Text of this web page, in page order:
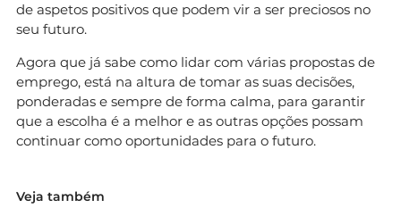
de aspetos positivos que podem vir a ser preciosos no
seu futuro.
Agora que já sabe como lidar com várias propostas de
emprego, está na altura de tomar as suas decisões,
ponderadas e sempre de forma calma, para garantir
que a escolha é a melhor e as outras opções possam
continuar como oportunidades para o futuro.
Veja também